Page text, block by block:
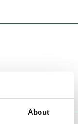
About